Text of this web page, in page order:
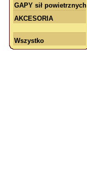
GAPY sił powietrznych
AKCESORIA
Wszystko